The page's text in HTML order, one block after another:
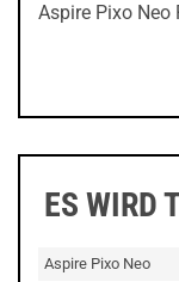
Aspire Pixo Neo
ES WIRD
Aspire Pixo Neo